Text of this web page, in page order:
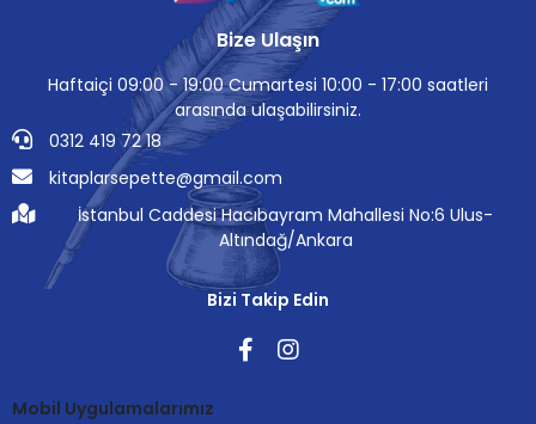
Bize Ulaşın
Haftaiçi 09:00 - 19:00 Cumartesi 10:00 - 17:00 saatleri
arasında ulaşabilirsiniz.
0312 419 72 18
kitaplarsepette@gmail.com
İstanbul Caddesi Hacıbayram Mahallesi No:6 Ulus-
Altındağ/Ankara
Bizi Takip Edin
Mobil Uygulamalarımız